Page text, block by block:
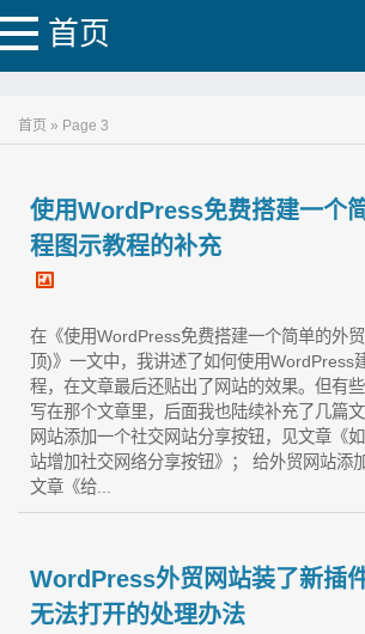
首页
首页 » Page 3
使用WordPress免费搭建一个
程图示教程的补充
在《使用WordPress免费搭建一个简单的外
顶)》一文中，我讲述了如何使用WordPress
程，在文章最后还贴出了网站的效果。但有
写在那个文章里，后面我也陆续补充了几篇
网站添加一个社交网站分享按钮，见文章《
站增加社交网络分享按钮》； 给外贸网站添
文章《给...
WordPress外贸网站装了新插
无法打开的处理办法